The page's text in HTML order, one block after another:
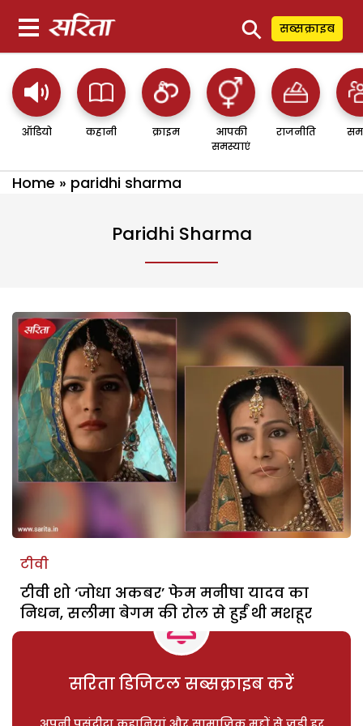
⚲ सब्सक्राइब
ऑडियो कहानी क्राइम
आपकी
समस्याएं
राजनीति
Home » paridhi sharma
Paridhi Sharma
टीवी
टीवी शो ‘जोधा अकबर’ फेम मनीषा यादव का
निधन, सलीमा बेगम की रोल से हुईं थी मशहूर
सरिता डिजिटल सब्सक्राइब करें